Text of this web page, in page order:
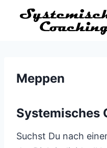
Inhalt
Meppen
Systemisches
Suchst Du nach